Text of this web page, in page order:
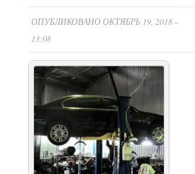
ОПУБЛИКОВАНО ОКТЯБРЬ 19, 2018 –
13:08